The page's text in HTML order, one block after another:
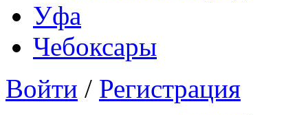
Уфа
Чебоксары
Войти / Регистрация